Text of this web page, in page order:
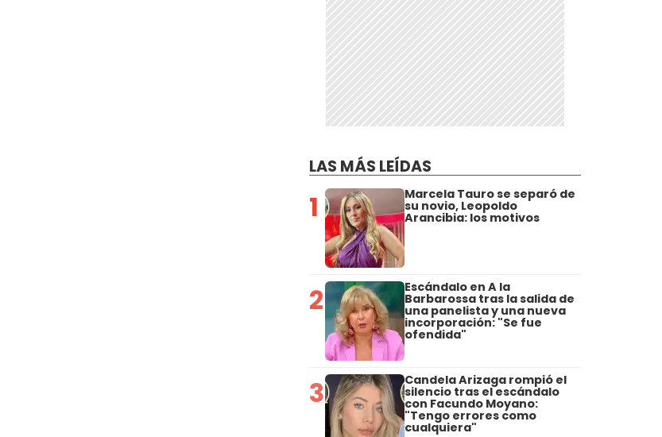
LAS MÁS LEÍDAS
1 Marcela Tauro se separó de
su novio, Leopoldo
Arancibia: los motivos
2 Escándalo en A la
Barbarossa tras la salida de
una panelista y una nueva
incorporación: "Se fue
ofendida"
3 Candela Arizaga rompió el
silencio tras el escándalo
con Facundo Moyano:
"Tengo errores como
cualquiera"